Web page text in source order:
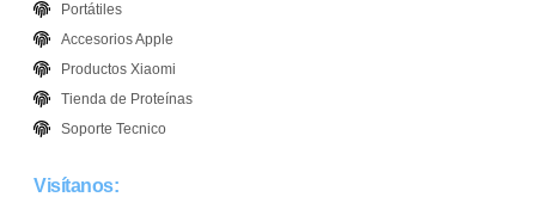
Portátiles
Accesorios Apple
Productos Xiaomi
Tienda de Proteínas
Soporte Tecnico
Visítanos: